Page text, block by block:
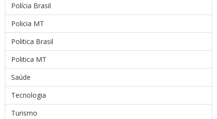
Polícia Brasil
Policia MT
Politica Brasil
Politica MT
Saúde
Tecnologia
Turismo